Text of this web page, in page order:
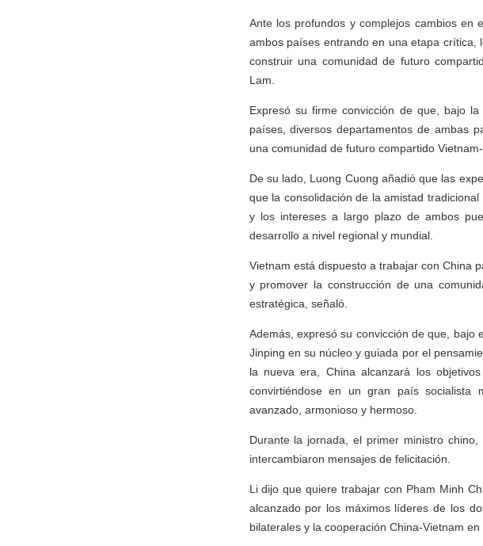
Ante los profundos y complejos cambios en
ambos países entrando en una etapa
construir una comunidad de futuro
Lam.
Expresó su firme convicción de que, bajo
países, diversos departamentos de ambas
una comunidad de futuro compartido
De su lado, Luong Cuong añadió que las
que la consolidación de la amistad
y los intereses a largo plazo de ambos
desarrollo a nivel regional y mundial.
Vietnam está dispuesto a trabajar con China
y promover la construcción de una
estratégica, señaló.
Además, expresó su convicción de que, bajo
Jinping en su núcleo y guiada por el
la nueva era, China alcanzará los
convirtiéndose en un gran país socialista
avanzado, armonioso y hermoso.
Durante la jornada, el primer ministro
intercambiaron mensajes de felicitación.
Li dijo que quiere trabajar con Pham Minh
alcanzado por los máximos líderes de los
bilaterales y la cooperación China-Vietnam